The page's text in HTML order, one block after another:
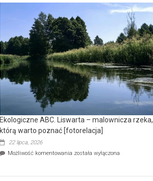
wśród
nietoperzy
[wideo]
Ekologiczne ABC. Liswarta – malownicza rzeka,
którą warto poznać [fotorelacja]
22 lipca, 2026
Możliwość komentowania Ekologiczne
–
została wyłączona